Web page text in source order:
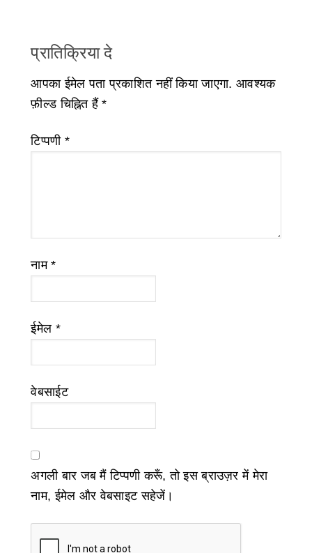
प्रातिक्रिया दे
आपका ईमेल पता प्रकाशित नहीं किया जाएगा. आवश्यक
फ़ील्ड चिह्नित हैं*
टिप्पणी *
नाम*
ईमेल *
वेबसाईट
अगली बार जब मैं टिप्पणी करूँ, तो इस ब्राउज़र में मेरा
नाम, ईमेल और वेबसाइट सहेजें।